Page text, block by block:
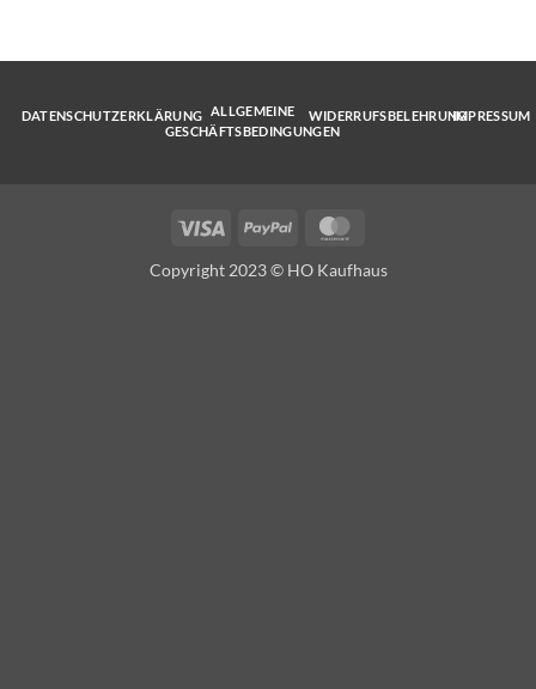
DATENSCHUTZERKLÄRUNG ALLGEMEINE
GESCHÄFTSBEDINGUNGEN
WIDERRUFSBELEHRUNGIMPRESSUM
Visa PayPal
Copyright 2023 © HO Kaufhaus